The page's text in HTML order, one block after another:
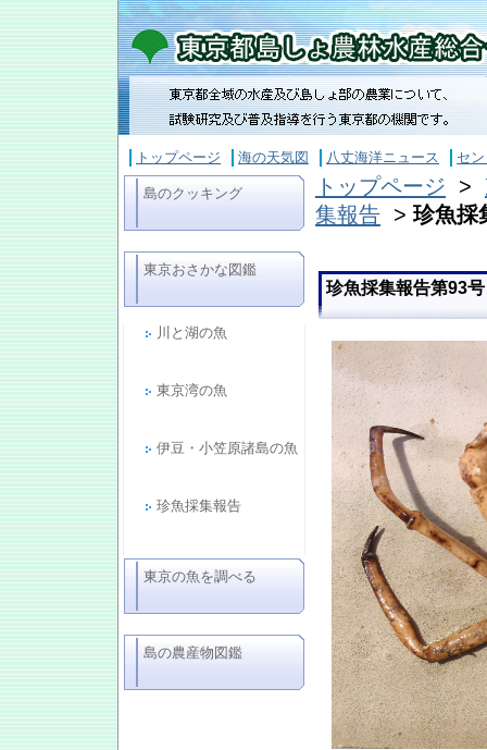
トップページ 海の天気図 八丈海洋ニュース セ
島のクッキング
東京おさかな図鑑
川と湖の魚
東京湾の魚
伊豆・小笠原諸島の魚
珍魚採集報告
東京の魚を調べる
島の農産物図鑑
トップページ >
集報告 > 珍魚採
珍魚採集報告第93